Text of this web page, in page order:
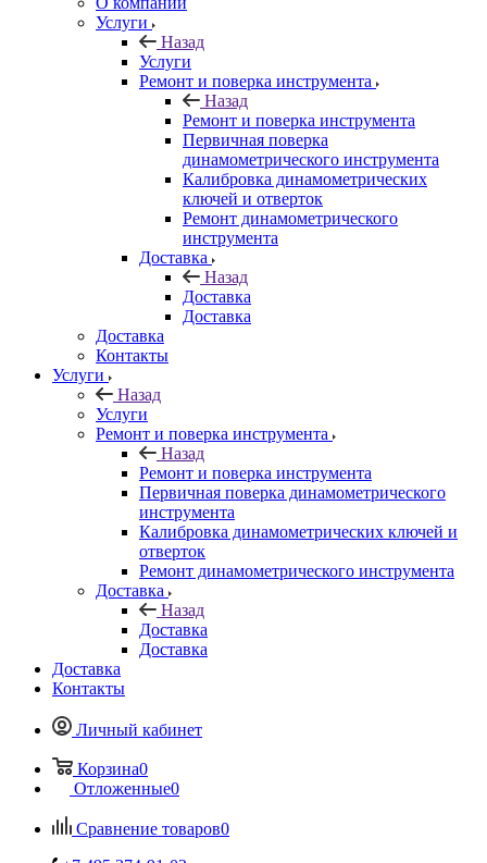
Услуги
Назад
Услуги
Ремонт и поверка инструмента
Назад
Ремонт и поверка инструмента
Первичная поверка
динамометрического инструмента
Калибровка динамометрических
ключей и отверток
Ремонт динамометрического
инструмента
Доставка
Назад
Доставка
Доставка
Доставка
Контакты
Услуги
Назад
Услуги
Ремонт и поверка инструмента
Назад
Ремонт и поверка инструмента
Первичная поверка динамометрического
инструмента
Калибровка динамометрических ключей и
отверток
Ремонт динамометрического инструмента
Доставка
Назад
Доставка
Доставка
Доставка
Контакты
Личный кабинет
Корзина0
Отложенные0
Сравнение товаров0